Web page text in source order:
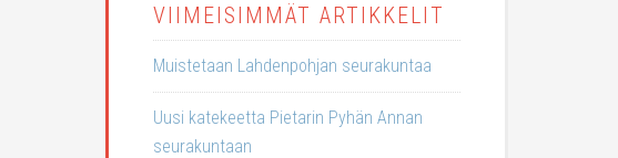
VIIMEISIMMÄT ARTIKKELIT
Muistetaan Lahdenpohjan seurakuntaa
Uusi katekeetta Pietarin Pyhän Annan
seurakuntaan